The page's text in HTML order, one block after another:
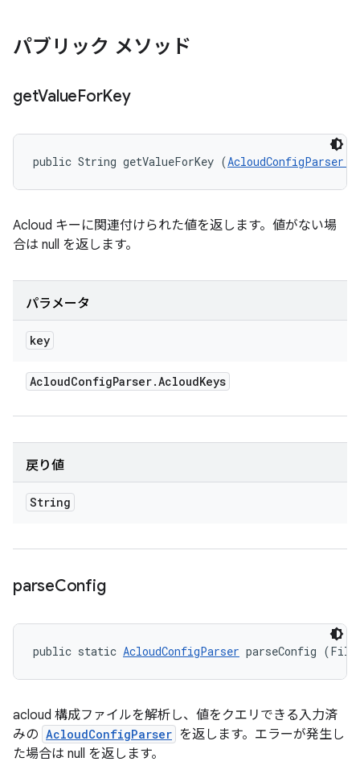
パブリック メソッド
getValueForKey
public String getValueForKey (
Acloud キーに関連付けられた値を返します。値がない場
合は null を返します。
パラメータ
key
AcloudConfigParser.AcloudKeys
戻り値
String
parseConfig
public static AcloudConfigParser parseConfig
acloud 構成ファイルを解析し、値をクエリできる入力済
みの AcloudConfigParser を返します。エラーが発生し
た場合は null を返します。